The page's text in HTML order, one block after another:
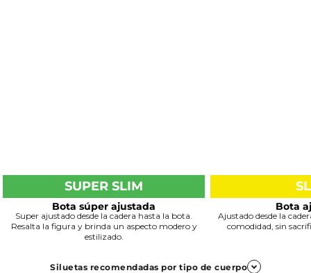
SUPER SLIM
Bota súper ajustada
Super ajustado desde la cadera hasta la bota.
Resalta la figura y brinda un aspecto modero y
estilizado.
Bota
Ajustado desde la
comodidad, sin
Siluetas recomendadas por tipo de cuerpo